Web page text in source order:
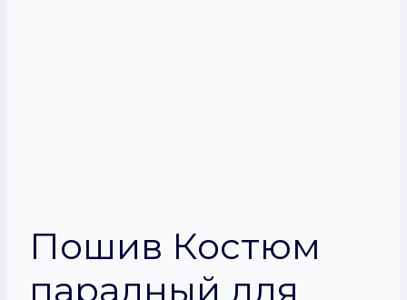
Пошив Костюм
парадный для